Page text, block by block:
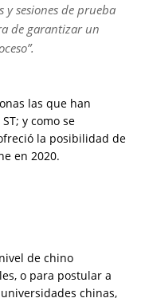
y sesiones de prueba
de garantizar un
las que han
y como se
la posibilidad de
en 2020.
de chino
o para postular a
chinas,